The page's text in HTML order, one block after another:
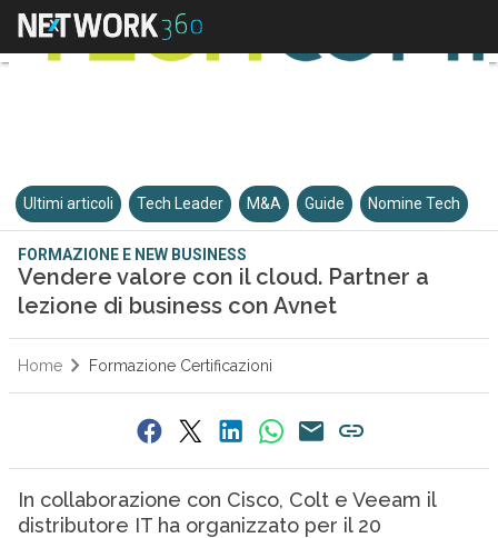
Ultimi articoli Tech Leader M&A Guide Nomine Tech
FORMAZIONE E NEW BUSINESS
Vendere valore con il cloud. Partner a
lezione di business con Avnet
Home Formazione Certificazioni
In collaborazione con Cisco, Colt e Veeam il
distributore IT ha organizzato per il 20